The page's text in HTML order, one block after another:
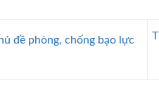
đề phòng, chống bạo lực